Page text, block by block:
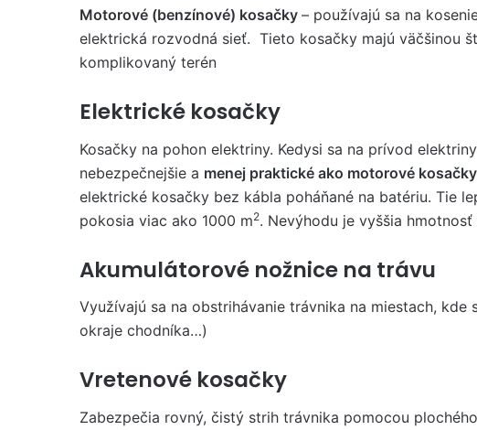
Motorové (benzínové) kosačky – používajú sa na
elektrická rozvodná sieť. Tieto kosačky majú väčšinou
komplikovaný terén
Elektrické kosačky
Kosačky na pohon elektriny. Kedysi sa na prívod
nebezpečnejšie a menej praktické ako motorové kosačky
elektrické kosačky bez kábla poháňané na batériu. Tie
pokosia viac ako 1000 m2. Nevýhodu je vyššia
Akumulátorové nožnice na trávu
Využívajú sa na obstrihávanie trávnika na miestach,
okraje chodníka…)
Vretenové kosačky
Zabezpečia rovný, čistý strih trávnika pomocou